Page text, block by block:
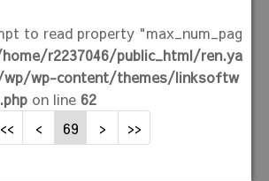
to read property "max_num_pag
r2237046/public_html/ren.ya
wp/wp-content/themes/linksoftw
on line 62
69